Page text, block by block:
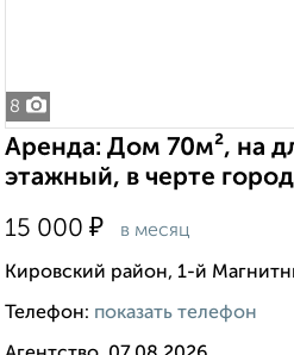
8
Аренда: Дом 70м², на
этажный, в черте
15 000 ₽ в месяц
Кировский район, 1-й
Телефон: показать телефон